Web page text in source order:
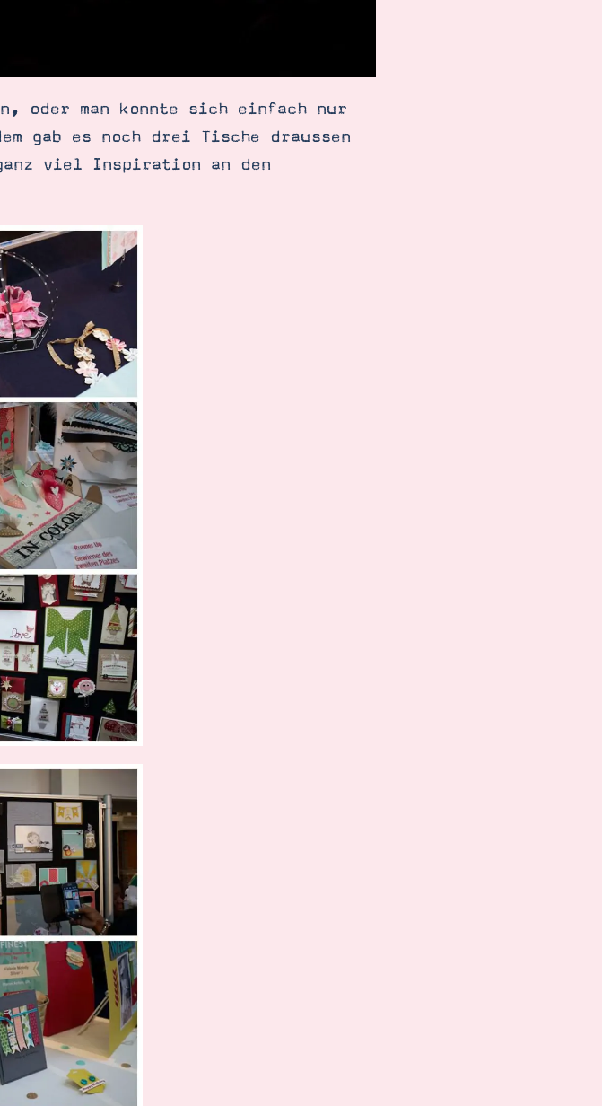
oder man konnte sich einfach nur
gab es noch drei Tische draussen
viel Inspiration an den